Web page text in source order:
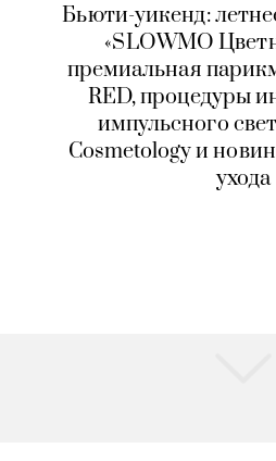
Бьюти-уикенд:
«SLOWMO
премиальная
RED, процедуры
импульсного
Cosmetology и
ухода